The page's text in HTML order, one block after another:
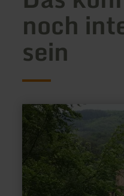
noch
sein
mehr
erfahren